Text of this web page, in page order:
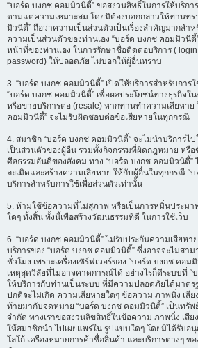
“บอร์ด บงกช คอมมิวนิตี้” ขอสงวนสิทธิ์ในการให้บริกา
ตามแต่ความเหมาะสม โดยมิต้องบอกกล่าวให้ท่านทร
มิวนิตี้” ถือว่าความเป็นส่วนตัวเป็นเรื่องสำคัญมากสำ
ความเป็นส่วนตัวของท่านเอง “บอร์ด บงกช คอมมิวนิ
หน้าที่ของท่านเอง ในการรักษาชื่อติดต่อบริการ (
password) ให้ปลอดภัย ไม่บอกให้ผู้อื่นทราบ
3. “บอร์ด บงกช คอมมิวนิตี้” เปิดให้บริการสำหรับการ
“บอร์ด บงกช คอมมิวนิตี้” เพื่อผลประโยชน์ทางธุรกิจใ
หรือขายบริการต่อ (resale) หากท่านทำความเสียหาย
คอมมิวนิตี้” จะไม่รับผิดชอบต่อข้อเสียหายในทุกกรณี
4. สมาชิก “บอร์ด บงกช คอมมิวนิตี้” จะไม่นำบริการไ
เป็นส่วนตัวของผู้อื่น รวมทั้งกิจกรรมที่ผิดกฎหมาย หรื
ศีลธรรมอันดีของสังคม ทาง “บอร์ด บงกช คอมมิวนิตี้
ละเมิดและสร้างความเสียหาย ให้กับผู้อื่นในทุกกรณี “
บริการสำหรับการใช้เพื่อส่วนตัวเท่านั้น
5. ห้ามใช้ข้อความที่ไม่สุภาพ หรือเป็นการหมิ่นประมา
ใดๆ ทั้งสิ้น ทั้งนี้เพื่อสร้างวัฒนธรรมที่ดี ในการใช้เว็บ
6. “บอร์ด บงกช คอมมิวนิตี้” ไม่รับประกันความเสียหา
บริการของ “บอร์ด บงกช คอมมิวนิตี้” ซึ่งอาจจะไม่สา
ชั่วโมง เพราะเครื่องเซิร์ฟเวอร์ของ “บอร์ด บงกช คอ
เหตุสุดวิสัยที่ไม่อาจคาดการณ์ได้ อย่างไรก็ดีระบบที่ “
ให้บริการกับท่านเป็นระบบ ที่มีความปลอดภัยได้มาตร
ปกติจะไม่เกิด ความเสียหายใดๆ ข้อความ ภาพนิ่ง เสี
ท้ายมากับจดหมาย “บอร์ด บงกช คอมมิวนิตี้” เป็นทรั
จำกัด ทางเราขอสงวนลิขสิทธิ์ในข้อความ ภาพนิ่ง เสี
ให้สมาชิกนำ ไปเผยแพร่ใน รูปแบบใดๆ โดยมิได้รับอ
โลโก้ เครื่องหมายการค้าชื่อสินค้า และบริการต่างๆ ข